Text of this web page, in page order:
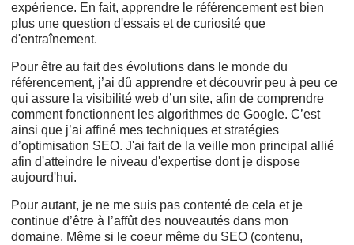
expérience. En fait, apprendre le référencement est bien
plus une question d'essais et de curiosité que
d'entraînement.
Pour être au fait des évolutions dans le monde du
référencement, j’ai dû apprendre et découvrir peu à peu ce
qui assure la visibilité web d’un site, afin de comprendre
comment fonctionnent les algorithmes de Google. C’est
ainsi que j’ai affiné mes techniques et stratégies
d’optimisation SEO. J'ai fait de la veille mon principal allié
afin d'atteindre le niveau d'expertise dont je dispose
aujourd'hui.
Pour autant, je ne me suis pas contenté de cela et je
continue d’être à l’affût des nouveautés dans mon
domaine. Même si le coeur même du SEO (contenu,